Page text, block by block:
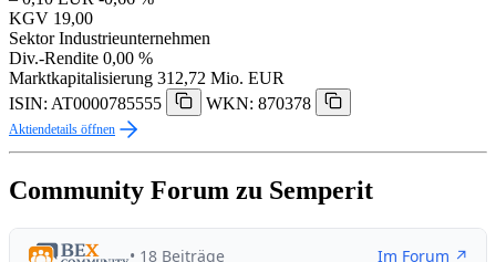
KGV 19,00
Sektor Industrieunternehmen
Div.-Rendite 0,00 %
Marktkapitalisierung 312,72 Mio. EUR
ISIN: AT0000785555
WKN: 870378
Aktiendetails öffnen
Community Forum zu Semperit